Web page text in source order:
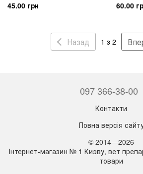
45.00 грн 60.00
Назад 1 з 2
097 366-38-00
Контакти
Повна версія
© 2014—2026
Інтернет-магазин № 1 Киэву, вет
товари